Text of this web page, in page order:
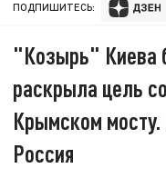
ПОДПИШИТЕСЬ:
"Козырь" Киева
раскрыла цель
Крымском
Россия